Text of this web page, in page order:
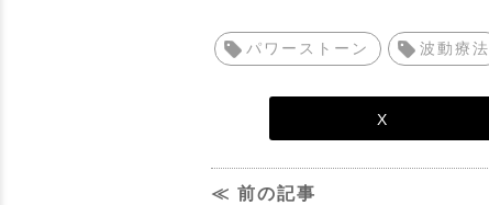
パワーストーン 波動療法
X
≪ 前の記事